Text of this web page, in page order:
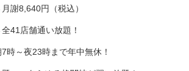
謝8,640円（税込）
41店舗通い放題！
時～夜23時まで年中無休！